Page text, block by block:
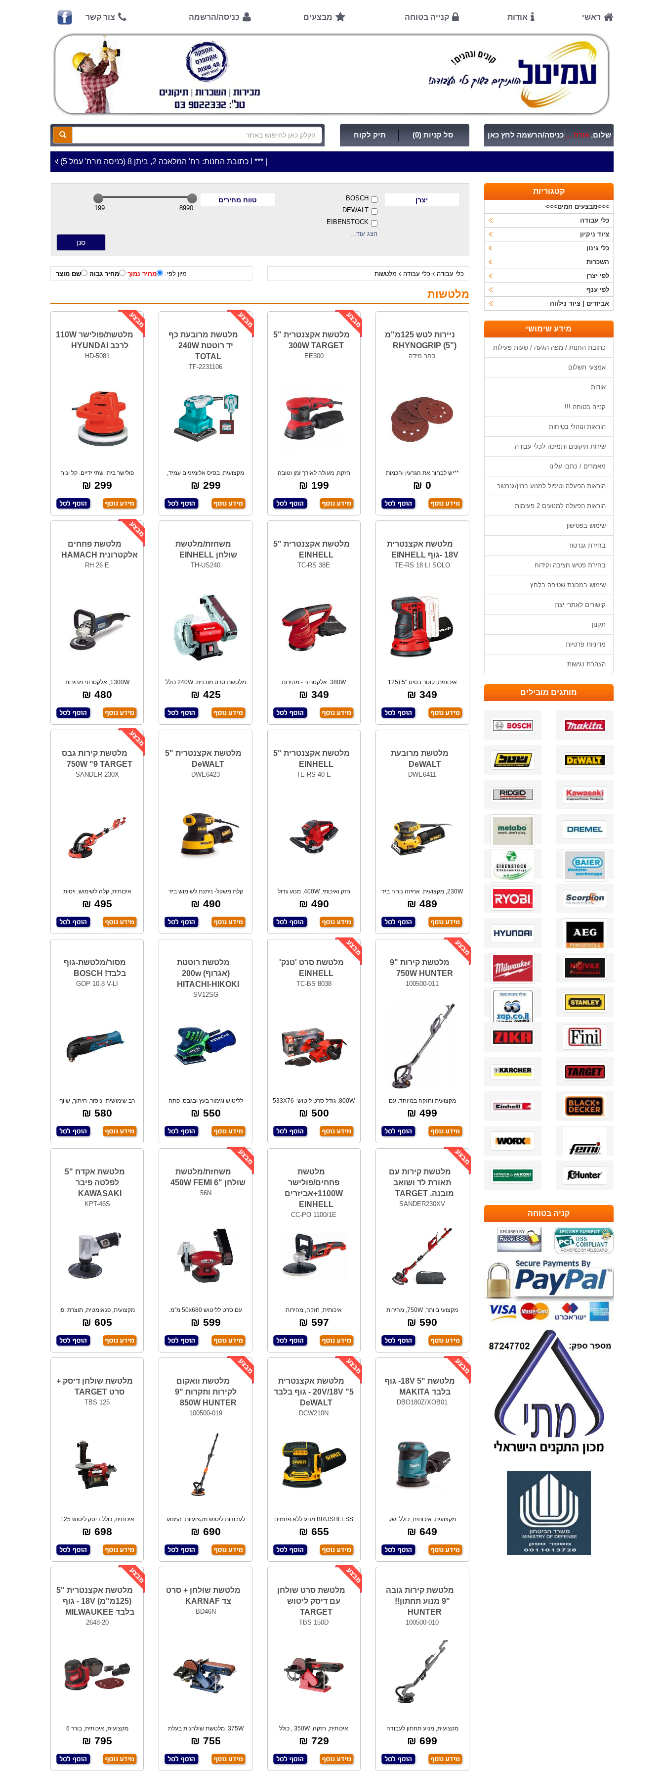
ראשי אודות קנייה בטוחה מבצעים כניסה/הרשמה צור קשר
סל קניות (0) תיק לקוח שלום, אורח ... כניסה/הרשמה לחץ כאן
***כתובת החנות: רח' המלאכה 2, ביתן 8 (כניסה מרח' עמל 5) א.ת.פארק אפק, ראש העין***
יצרן
BOSCH
DEWALT
EIBENSTOCK
הצג עוד...
טווח מחירים
8990
199
מיון לפי: מחיר נמוך מחיר גבוה שם מוצר כלי עבודה כלי עבודה מלטשות
מלטשות
ניירות לטש 125מ"מ
("5) RHYNOGRIP
בחר מידה
**יש לבחור את הגרעין והכמות
בעת ביצוע הה
0 ₪
מלטשת אקצנטרית "5
300W TARGET
EE300
חזקה, מעולה לאורך זמן וטובה
לבית ולמקצוע
199 ₪
מלטשת מרובעת כף
יד רוטטת 240W
TOTAL
TF-2231106
מקצועית, בסיס אלומיניום עמיד,
אחיזה רכה.
299 ₪
מלטשת/פולישר 110W
לרכב HYUNDAI
HD-5081
פולישר ביתי שתי ידיים. קל ונוח
לשימוש כו
299 ₪
מלטשת אקצנטרית
18V -גוף EINHELL
TE-RS 18 LI SOLO
איכותית, קוטר בסיס "5 (125
מ"מ). *גוף
349 ₪
מלטשת אקצנטרית "5
EINHELL
TC-RS 38E
380W. אלקטרוני - מהירות
משתנה. 125 מ"מ
349 ₪
משחזת/מלטשת
שולחן EINHELL
TH-US240
מלטשת סרט מובנית. 240W כולל
סרט ליטוש גר
425 ₪
מלטשת פחחים
אלקטרונית HAMACH
RH 26 E
1300W, אלקטרוני מהירות
משתנה, כפתור בקרה
480 ₪
מלטשת מרובעת
DeWALT
DWE6411
230W, מקצועית. אחיזה נוחה ביד
אחת. קלת מ
489 ₪
מלטשת אקצנטרית "5
EINHELL
TE-RS 40 E
חזק ואיכותי, 400W, מנוע גדול
לשימוש במגו
490 ₪
מלטשת אקצנטרית "5
DeWALT
DWE6423
קלת משקל- ניתנת לשימוש ביד
אחת בעלת ויס
490 ₪
מלטשת קירות גבס
750W "9 TARGET
SANDER 230X
איכותית, קלה לשימוש. ויסות
אלקטרוני, מוט
495 ₪
מלטשת קירות "9
750W HUNTER
100500-011
מקצועית וחזקה במיוחד. עם
תאורת לד. לשימו
499 ₪
מלטשת סרט 'טנק'
EINHELL
TC-BS 8038
800W. גודל סרט ליטוש- 533X76
מ"מ. משק
500 ₪
מלטשת רוטטת
(אגרוף) 200w
HITACHI-HIKOKI
SV12SG
לליטוש וגימור בעץ ובגבס, פתח
שאיבת אבק.
550 ₪
מסור/מלטשת-גוף
בלבד! BOSCH
GOP 10.8 V-LI
רב שימושית- ניסור, חיתוך, שיוף
וכו' **ל
580 ₪
מלטשת קירות עם
תאורת לד ושואב
מובנה. TARGET
SANDER230XV
מקצועי ביותר, 750W, מהירות
אלקטרונית משת
590 ₪
מלטשת
פחחים/פולישר
1100W+אביזרים
EINHELL
CC-PO 1100/1E
איכותית, חזקה, מהירות
אלקטרונית. קוטר 18
597 ₪
משחזת/מלטשת
שולחן "6 450W FEMI
56N
עם סרט לליטוש 50x680 מ"מ.
תוצרת איטליה F
599 ₪
מלטשת אקדח "5
לפלטה פיבר
KAWASAKI
KPT-46S
מקצועית, פנאומטית, תוצרת יפן
605 ₪
מלטשת "5 18V- גוף
בלבד MAKITA
DBO180Z/XOB01
מקצועית, איכותית, כולל: שק
איסוף שבבים.
649 ₪
מלטשת אקצנטרית
20V/18V "5 - גוף בלבד
DeWALT
DCW210N
BRUSHLESS מנוע ללא פחמים
לאורך חיים ארוך
655 ₪
מלטשת וואקום
לקירות ותקרות "9
850W HUNTER
100500-019
לעבודות ליטוש מקצועיות. המנוע
עוצמתי מספ
690 ₪
מלטשת שולחן דיסק +
סרט TARGET
TBS 125
איכותית, כולל דיסק ליטוש 125
מ"מ.
698 ₪
מלטשת קירות גובה
"9 מנוע תחתון!!
HUNTER
100500-010
מקצועית, מנוע תחתון לעבודה
ממושכת ללא מא
699 ₪
מלטשת סרט שולחן
עם דיסק ליטוש
TARGET
TBS 150D
איכותית, חזקה, 350W , כולל
דיסק ליטוש 15
729 ₪
מלטשת שולחן + סרט
צד KARNAF
BD46N
375W. מלטשת שולחנית בעלת
ליטוש סרט וליטו
755 ₪
מלטשת אקצנטרית "5
(125מ"מ) 18V - גוף
בלבד MILWAUKEE
2648-20
מקצועית, איכותית, בורר 6
מהירויות רציף ל
795 ₪
קטגוריות
>>>מבצעים חמים>>>
כלי עבודה
ציוד ניקיון
כלי גינון
השכרות
לפי יצרן
לפי ענף
אביזרים | ציוד נילווה
מידע שימושי
כתובת החנות / מפה הגעה / שעות פעילות
אמצעי תשלום
אודות
קנייה בטוחה !!!
הוראות ונוהלי בטיחות
שירות תיקונים ותמיכה לכלי עבודה
מאמרים / כתבו עלינו
הוראות הפעלה וטיפול למנוע בנזין/גנרטור
הוראות הפעלה למנועים 2 פעימות
שימוש בפטישון
בחירת גנרטור
בחירת פטיש חציבה וקידוח
שימוש במכונת שטיפה בלחץ
קישורים לאתרי יצרן
תקנון
מדיניות פרטיות
הצהרת נגישות
מותגים מובילים
קניה בטוחה